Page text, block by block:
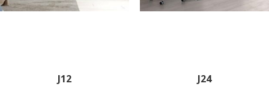
J12 J24